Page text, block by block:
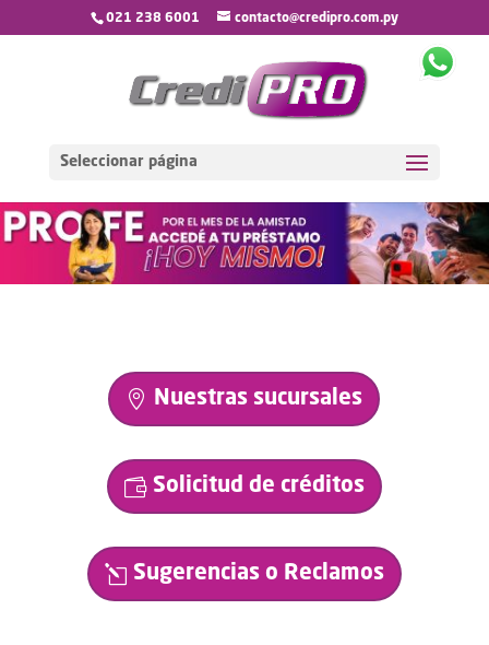
021 238 6001 contacto@credipro.com.py
Seleccionar página
Nuestras sucursales
Solicitud de créditos
Sugerencias o Reclamos